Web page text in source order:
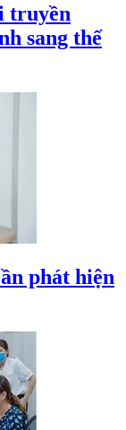
truyền
sang thế
phát hiện